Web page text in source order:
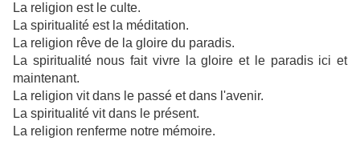
La religion est le culte.
La spiritualité est la méditation.
La religion rêve de la gloire du paradis.
La spiritualité nous fait vivre la gloire et le paradis ici et
maintenant.
La religion vit dans le passé et dans l'avenir.
La spiritualité vit dans le présent.
La religion renferme notre mémoire.